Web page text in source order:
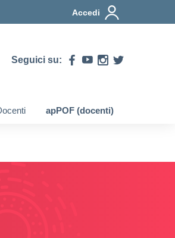
Accedi
Seguici su:
apPOF (docenti)